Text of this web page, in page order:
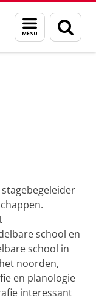
Menu
en
zoeken
school en
school in
noorden,
en planologie
interessant